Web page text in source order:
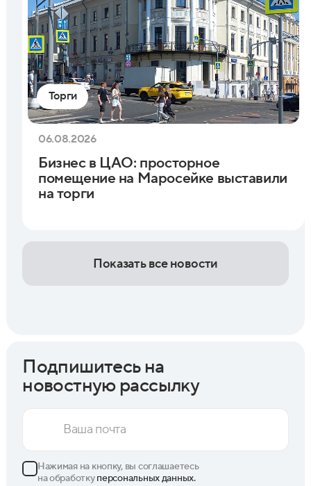
Торги
06.08.2026
Бизнес в ЦАО: просторное
помещение на Маросейке выставили
на торги
Показать все новости
Подпишитесь на
новостную рассылку
Нажимая на кнопку, вы соглашаетесь
на обработкуперсональных данных.